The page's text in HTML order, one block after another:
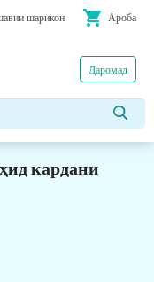
шарикон shopping_cart Ароба
Даромад
кардани